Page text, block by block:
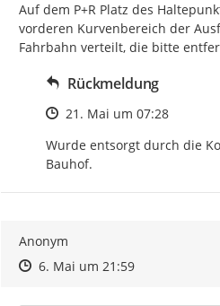
Auf dem P+R Platz des
vorderen Kurvenbereich der
Fahrbahn verteilt, die bitte
Rückmeldung
Zeitpunkt des Erstellens
21. Mai um 07:28
Wurde entsorgt durch die
Bauhof.
Anonym
Zeitpunkt des Erstellens
Zeitpunkt des Erstellens
6. Mai um 21:59Zur Äußerung